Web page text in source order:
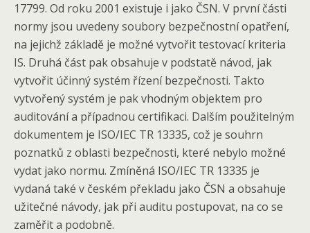
17799. Od roku 2001 existuje i jako ČSN. V první části
normy jsou uvedeny soubory bezpečnostní opatření,
na jejichž základě je možné vytvořit testovací kriteria
IS. Druhá část pak obsahuje v podstatě návod, jak
vytvořit účinný systém řízení bezpečnosti. Takto
vytvořený systém je pak vhodným objektem pro
auditování a případnou certifikaci. Dalším použitelným
dokumentem je ISO/IEC TR 13335, což je souhrn
poznatků z oblasti bezpečnosti, které nebylo možné
vydat jako normu. Zmíněná ISO/IEC TR 13335 je
vydaná také v českém překladu jako ČSN a obsahuje
užitečné návody, jak při auditu postupovat, na co se
zaměřit a podobně.